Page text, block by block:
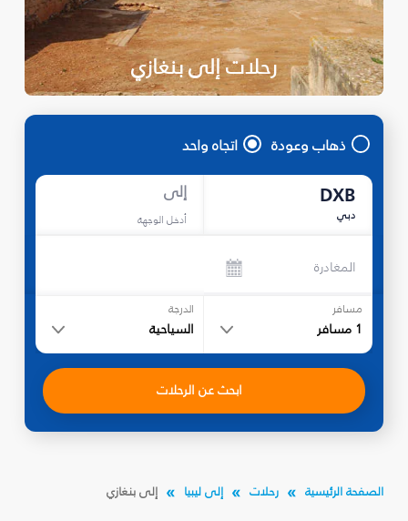
رحلات إلى بنغازي
ذهاب وعودة اتجاه واحد
DXB
دبي
إلى
أدخل الوجهة
المغادرة
مسافر
1 مسافر
الدرجة
السياحية
ابحث عن الرحلات
الصفحة الرئيسية رحلات إلى ليبيا إلى بنغازي